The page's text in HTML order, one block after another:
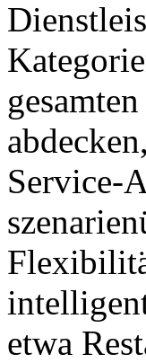
Service-
etwa